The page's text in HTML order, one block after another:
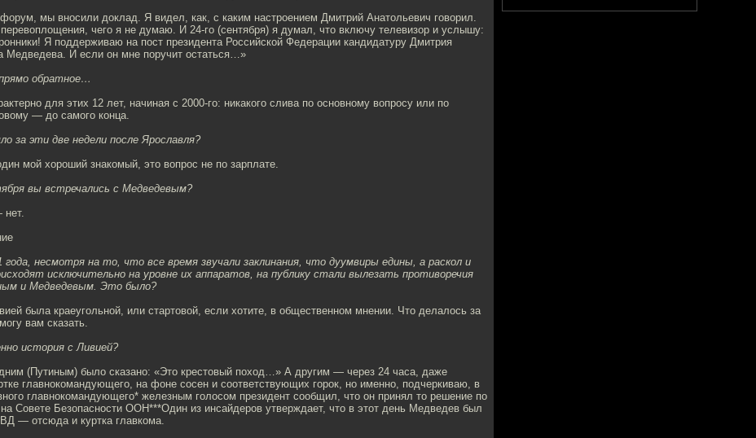
мы вносили доклад. Я видел, как, с каким настроением Дмитрий Анатольевич говорил.
чего я не думаю. И 24-го (сентября) я думал, что включу телевизор и услышу:
Я поддерживаю на пост президента Российской Федерации кандидатуру Дмитрия
Медведева. И если он мне поручит остаться…»
обратное…
для этих 12 лет, начиная с 2000-го: никакого слива по основному вопросу или по
— до самого конца.
за эти две недели после Ярославля?
мой хороший знакомый, это вопрос не по зарплате.
вы встречались с Медведевым?
нет.
года, несмотря на то, что все время звучали заклинания, что дуумвиры едины, а раскол и
исключительно на уровне их аппаратов, на публику стали вылезать противоречия
и Медведевым. Это было?
была краеугольной, или стартовой, если хотите, в общественном мнении. Что делалось за
вам сказать.
история с Ливией?
(Путиным) было сказано: «Это крестовый поход…» А другим — через 24 часа, даже
главнокомандующего, на фоне сосен и соответствующих горок, но именно, подчеркиваю, в
главнокомандующего* железным голосом президент сообщил, что он принял то решение по
Совете Безопасности ООН***Один из инсайдеров утверждает, что в этот день Медведев был
— отсюда и куртка главкома.